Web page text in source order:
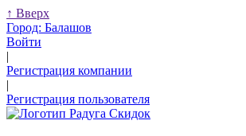
↑ Вверх
Город: Балашов
Войти
|
Регистрация компании
|
Регистрация пользователя